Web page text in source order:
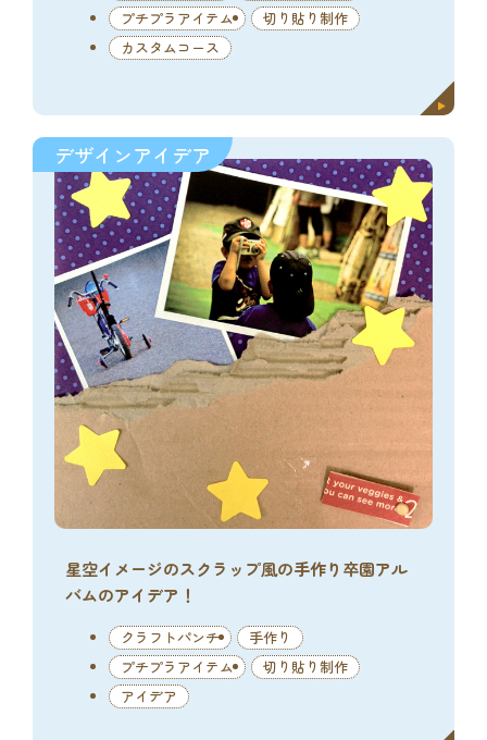
プチプラアイテム
切り貼り制作
カスタムコース
デザインアイデア
星空イメージのスクラップ風の手作り卒園アル
バムのアイデア！
クラフトパンチ
手作り
プチプラアイテム
切り貼り制作
アイデア